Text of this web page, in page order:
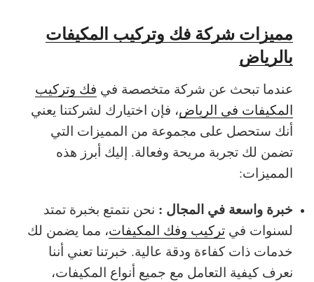
مميزات شركة فك وتركيب المكيفات
بالرياض
عندما تبحث عن شركة متخصصة في فك وتركيب
المكيفات في الرياض، فإن اختيارك لشركتنا يعني
أنك ستحصل على مجموعة من المميزات التي
تضمن لك تجربة مريحة وفعالة. إليك أبرز هذه
المميزات:
خبرة واسعة في المجال : نحن نتمتع بخبرة تمتد
لسنوات في تركيب وفك المكيفات، مما يضمن لك
خدمات ذات كفاءة ودقة عالية. خبرتنا تعني أننا
نعرف كيفية التعامل مع جميع أنواع المكيفات،